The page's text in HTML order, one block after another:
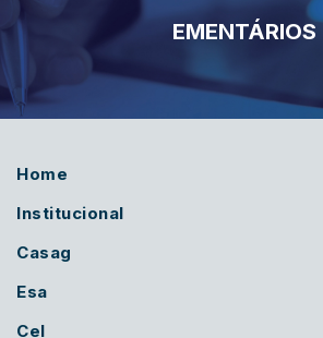
EMENTÁRIOS
Home
Institucional
Casag
Esa
Cel